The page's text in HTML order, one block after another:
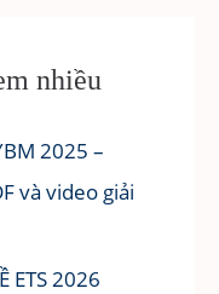
nhiều
2025 –
và video giải
ETS 2026